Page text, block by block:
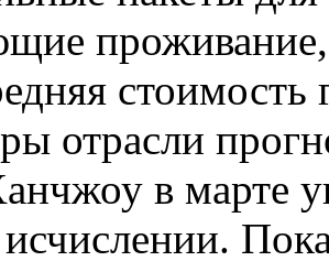
отрасли
в марте